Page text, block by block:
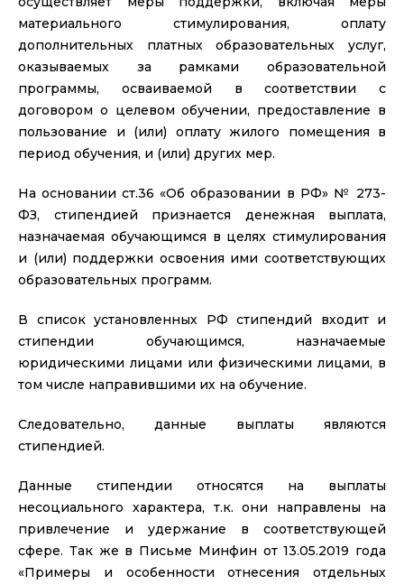
материального стимулирования, оплату
дополнительных платных образовательных услуг,
оказываемых за рамками образовательной
программы, осваиваемой в соответствии с
договором о целевом обучении, предоставление в
пользование и (или) оплату жилого помещения в
период обучения, и (или) других мер.
На основании ст.36 «Об образовании в РФ» № 273-
ФЗ, стипендией признается денежная выплата,
назначаемая обучающимся в целях стимулирования
и (или) поддержки освоения ими соответствующих
образовательных программ.
В список установленных РФ стипендий входит и
стипендии обучающимся, назначаемые
юридическими лицами или физическими лицами, в
том числе направившими их на обучение.
Следовательно, данные выплаты являются
стипендией.
Данные стипендии относятся на выплаты
несоциального характера, т.к. они направлены на
привлечение и удержание в соответствующей
сфере. Так же в Письме Минфин от 13.05.2019 года
«Примеры и особенности отнесения отдельных